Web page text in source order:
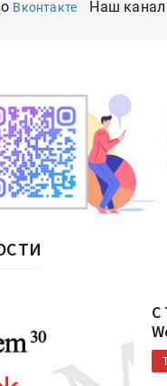
Вконтакте Наш канал
С